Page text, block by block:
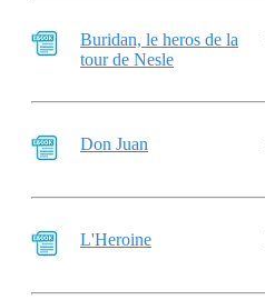
Buridan, le heros de la
tour de Nesle
Don Juan
L'Heroine